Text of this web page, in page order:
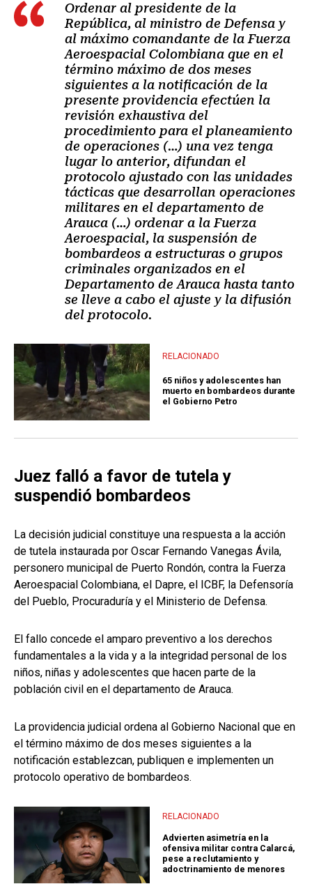
Ordenar al presidente de la
República, al ministro de Defensa y
al máximo comandante de la Fuerza
Aeroespacial Colombiana que en el
término máximo de dos meses
siguientes a la notificación de la
presente providencia efectúen la
revisión exhaustiva del
procedimiento para el planeamiento
de operaciones (…) una vez tenga
lugar lo anterior, difundan el
protocolo ajustado con las unidades
tácticas que desarrollan operaciones
militares en el departamento de
Arauca (…) ordenar a la Fuerza
Aeroespacial, la suspensión de
bombardeos a estructuras o grupos
criminales organizados en el
Departamento de Arauca hasta tanto
se lleve a cabo el ajuste y la difusión
del protocolo.
RELACIONADO
65 niños y adolescentes han
muerto en bombardeos durante
el Gobierno Petro
Juez falló a favor de tutela y
suspendió bombardeos
La decisión judicial constituye una respuesta a la acción
de tutela instaurada por Oscar Fernando Vanegas Ávila,
personero municipal de Puerto Rondón, contra la Fuerza
Aeroespacial Colombiana, el Dapre, el ICBF, la Defensoría
del Pueblo, Procuraduría y el Ministerio de Defensa.
El fallo concede el amparo preventivo a los derechos
fundamentales a la vida y a la integridad personal de los
niños, niñas y adolescentes que hacen parte de la
población civil en el departamento de Arauca.
La providencia judicial ordena al Gobierno Nacional que en
el término máximo de dos meses siguientes a la
notificación establezcan, publiquen e implementen un
protocolo operativo de bombardeos.
RELACIONADO
Advierten asimetría en la
ofensiva militar contra Calarcá,
pese a reclutamiento y
adoctrinamiento de menores